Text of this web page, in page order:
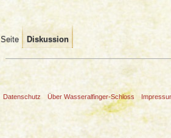
Navigation
Seite Diskussion
Datenschutz Über Wasseralfinger-Schloss